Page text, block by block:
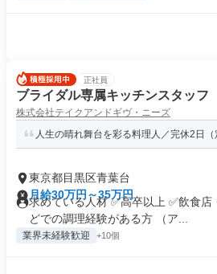
正社員
ブライダル専属キッチンスタッフ
株式会社テイクアンドギヴ・ニーズ
人生の晴れ舞台を彩る料理人／完休2日
東京都目黒区青葉台
月給30万円～35万円
求めている人材 ✅高卒以上 ✅飲食
どでの調理経験がある方 （ア...
業界未経験歓迎 +10個